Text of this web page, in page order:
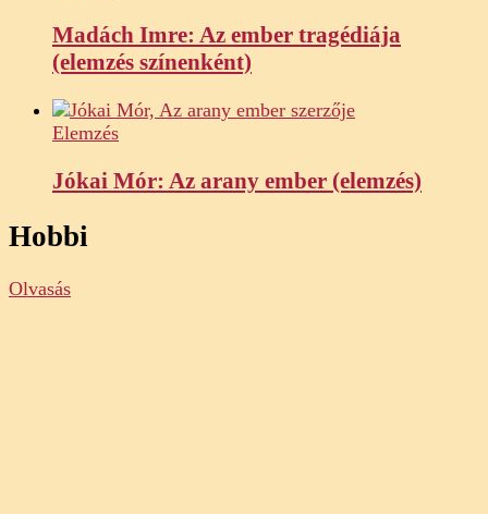
Madách Imre: Az ember tragédiája
(elemzés színenként)
Elemzés
Jókai Mór: Az arany ember (elemzés)
Hobbi
Olvasás